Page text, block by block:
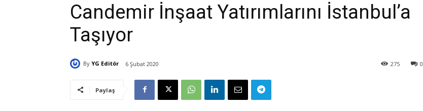
Candemir İnşaat Yatırımlarını İstanbul’a
Taşıyor
By YG Editör 6 Şubat 2020 0
275
Paylaş